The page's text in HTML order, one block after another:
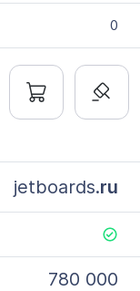
0
jetboards.ru
780 000